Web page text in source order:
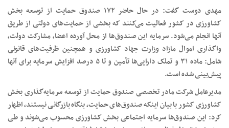
مهدی دوست گفت: در حال حاضر ۱۷۲ صندوق حمایت از توسعه بخش
کشاورزی در کشور فعالیت می‌کنند که بخشی از حمایت‌های دولتی از طریق
آنها انجام می‌شود. سرمایه این صندوق‌ها از محل آورده اعضا، مشارکت دولت،
واگذاری اموال مازاد وزارت جهاد کشاورزی و همچنین ظرفیت‌های قانونی
شامل: ماده ۳۱ و تملک دارایی‌ها تأمین و تا ۵ درصد افزایش سرمایه برای آنها
پیش‌بینی شده است.
مدیرعامل شرکت مادر تخصصی صندوق حمایت از توسعه سرمایه‌گذاری بخش
کشاورزی کشور با بیان اینکه صندوق‌های حمایت، بنگاه بازرگانی نیستند، اظهار
کرد: این صندوق‌ها سرمایه اجتماعی بخش کشاورزی محسوب می‌شوند و طی